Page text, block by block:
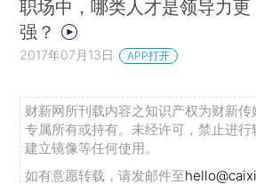
职场中，哪类人才是领导力更
强？
2017年07月13日 APP打开
财新网所刊载内容之知识产权为财新传
专属所有或持有。未经许可，禁止进行
建立镜像等任何使用。
如有意愿转载，请发邮件至